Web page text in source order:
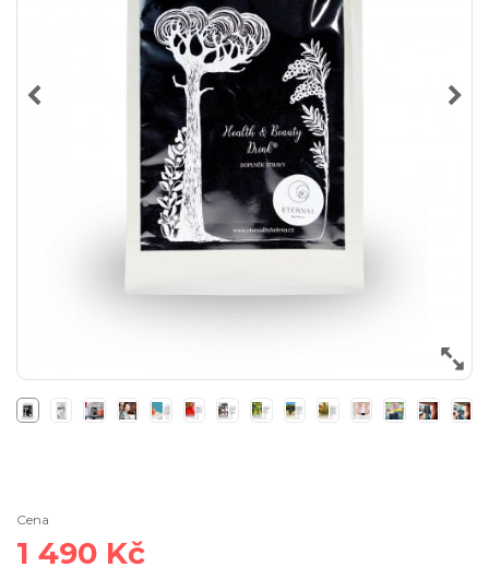
Cena
1 490 Kč